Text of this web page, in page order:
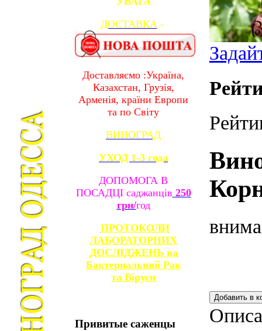
ДОСТАВКА-
Доставляємо :Україна,
Казахстан, Грузія,
Арменія, країни Европи
та по Світу
ВИНОГРАД
УХОД 1-3 года
ДОПОМОГА В
ПОСАДЦІ саджанців 250
грн/год
ПРОТОКОЛИ
ЛАБОРАТОРНИХ
ДОСЛІДЖЕНЬ на
Бактериальний Рак
та Віруси
Привитые саженцы